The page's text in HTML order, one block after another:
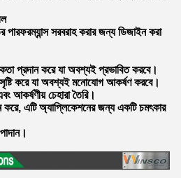
সরবরাহ করার জন্য ডিজাইন করা
প্রদান করে যা অবশ্যই প্রভাবিত করবে।
সৃষ্টি করে যা অবশ্যই মনোযোগ আকর্ষণ করবে।
আকর্ষণীয় চেহারা তৈরি।
এটি অ্যাপ্লিকেশনের জন্য একটি চমৎকার